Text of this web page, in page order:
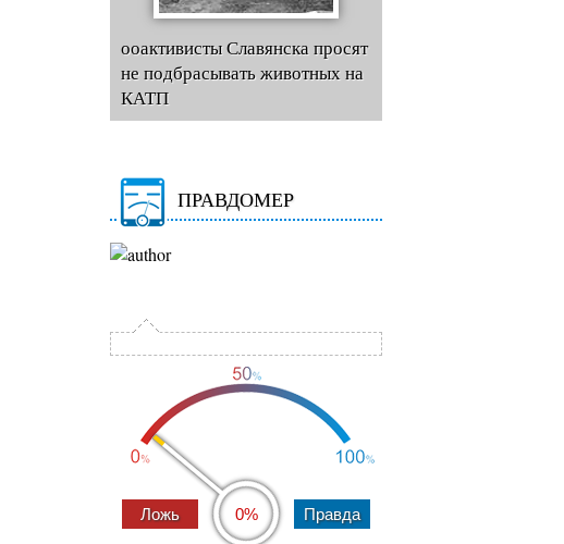
ооактивисты Славянска просят
не подбрасывать животных на
КАТП
ПРАВДОМЕР
0%